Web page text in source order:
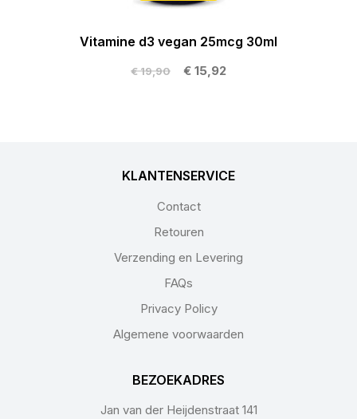
Vitamine d3 vegan 25mcg 30ml
€ 15,92
€ 19,90
KLANTENSERVICE
Contact
Retouren
Verzending en Levering
FAQs
Privacy Policy
Algemene voorwaarden
BEZOEKADRES
Jan van der Heijdenstraat 141